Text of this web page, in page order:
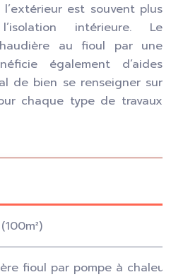
l’extérieur est souvent plus
intérieure. Le
au fioul par une
également d’aides
de bien se renseigner sur
chaque type de travaux
fioul par pompe à chaleur